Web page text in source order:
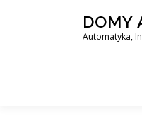
DOMY
Automatyka,